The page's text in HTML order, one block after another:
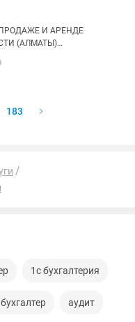
И АРЕНДЕ
(АЛМАТЫ)
183
1с бухгалтерия
аудит